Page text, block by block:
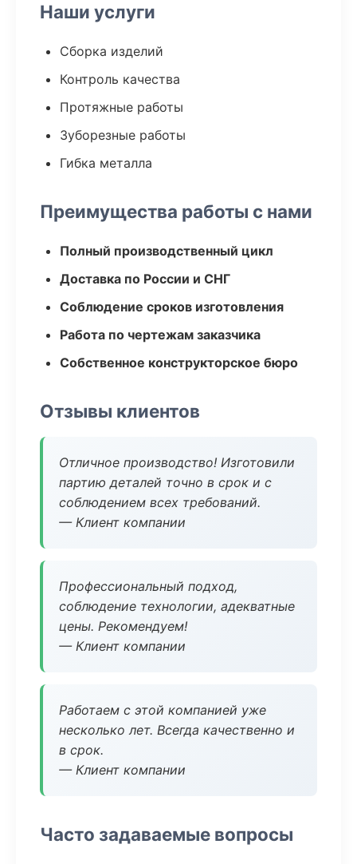
Наши услуги
Сборка изделий
Контроль качества
Протяжные работы
Зуборезные работы
Гибка металла
Преимущества работы с нами
Полный производственный цикл
Доставка по России и СНГ
Соблюдение сроков изготовления
Работа по чертежам заказчика
Собственное конструкторское бюро
Отзывы клиентов
Отличное производство! Изготовили
партию деталей точно в срок и с
соблюдением всех требований.
— Клиент компании
Профессиональный подход,
соблюдение технологии, адекватные
цены. Рекомендуем!
— Клиент компании
Работаем с этой компанией уже
несколько лет. Всегда качественно и
в срок.
— Клиент компании
Часто задаваемые вопросы